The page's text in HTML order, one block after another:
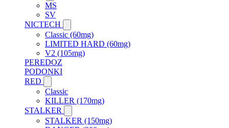
MS
SV
NICTECH
Classic (60mg)
LIMITED HARD (60mg)
V2 (105mg)
PEREDOZ
PODONKI
RED
Classic
KILLER (170mg)
STALKER
STALKER (150mg)